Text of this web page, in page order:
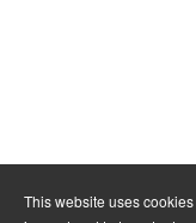
This website uses